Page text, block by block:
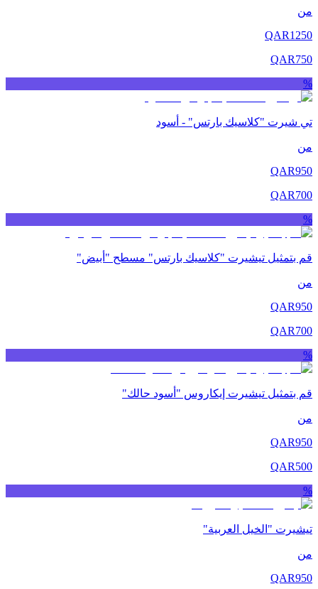
من
QAR1250
QAR750
%
تي شيرت "كلاسيك بارتس" - أسود
من
QAR950
QAR700
%
قم بتمثيل تيشيرت "كلاسيك بارتس" مسطح "أبيض"
من
QAR950
QAR700
%
قم بتمثيل تيشيرت إيكاروس "أسود حالك"
من
QAR950
QAR500
%
تيشيرت "الخيل العربية"
من
QAR950